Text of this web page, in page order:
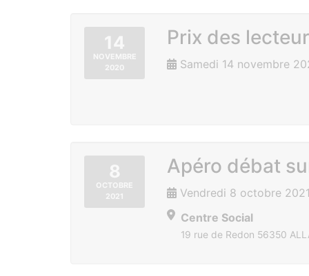
14
NOVEMBRE
2020
Prix des
Samedi 14 novembre
8
OCTOBRE
2021
Apéro débat
Vendredi 8 octobre
Centre Social
19 rue de Redon 56350